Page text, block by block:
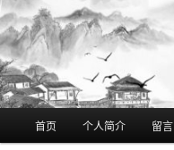
首页 个人简介 留言